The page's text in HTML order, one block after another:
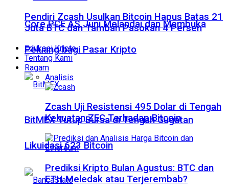
Core PCE AS Juni Melandai dan Membuka
Peluang bagi Pasar Kripto
BitMEX Tutup Bursa di Tengah Gugatan
Likuidasi 623 Bitcoin
Pendiri Zcash Usulkan Bitcoin Hapus Batas 21
Juta BTC dan Tambah Pasokan 4 Persen
Edukasi Kripto
Tentang Kami
Ragam
Analisis
Zcash Uji Resistensi 495 Dolar di Tengah
Kekuatan ZEC Terhadap Bitcoin
Prediksi Kripto Bulan Agustus: BTC dan
ETH Meledak atau Terjerembab?